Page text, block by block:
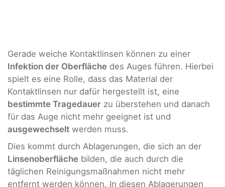
Gerade weiche Kontaktlinsen können zu einer
Infektion der Oberfläche des Auges führen. Hierbei
spielt es eine Rolle, dass das Material der
Kontaktlinsen nur dafür hergestellt ist, eine
bestimmte Tragedauer zu überstehen und danach
für das Auge nicht mehr geeignet ist und
ausgewechselt werden muss.
Dies kommt durch Ablagerungen, die sich an der
Linsenoberfläche bilden, die auch durch die
täglichen Reinigungsmaßnahmen nicht mehr
entfernt werden können. In diesen Ablagerungen